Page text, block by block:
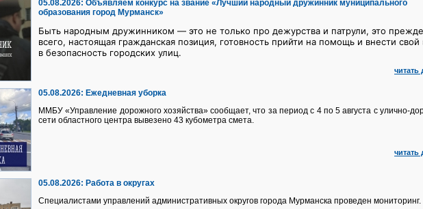
05.08.2026: Объявляем конкурс на звание «Лучший народный дружинник муниципального
образования город Мурманск»
Быть народным дружинником — это не только про дежурства и патрули, это прежде
всего, настоящая гражданская позиция, готовность прийти на помощь и внести свой
в безопасность городских улиц.
читать
05.08.2026: Ежедневная уборка
ММБУ «Управление дорожного хозяйства» сообщает, что за период с 4 по 5 августа с
сети областного центра вывезено 43 кубометра смета.
читать
05.08.2026: Работа в округах
Специалистами управлений административных округов города Мурманска проведен мониторинг.